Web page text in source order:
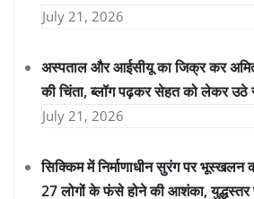
July 21, 2026
अस्पताल और आईसीयू का जिक्र कर
की चिंता, ब्लॉग पढ़कर सेहत को लेकर उठे
July 21, 2026
सिक्किम में निर्माणाधीन सुरंग पर
27 लोगों के फंसे होने की आशंका, युद्धस्तर